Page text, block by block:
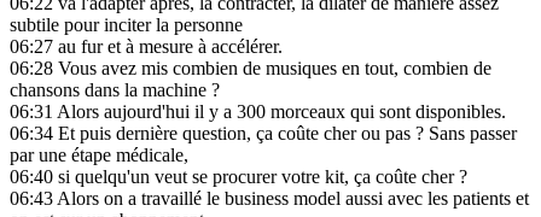
subtile pour inciter la personne
06:27 au fur et à mesure à accélérer.
06:28 Vous avez mis combien de musiques en tout, combien de
chansons dans la machine ?
06:31 Alors aujourd'hui il y a 300 morceaux qui sont disponibles.
06:34 Et puis dernière question, ça coûte cher ou pas ? Sans passer
par une étape médicale,
06:40 si quelqu'un veut se procurer votre kit, ça coûte cher ?
06:43Alors on a travaillé le business model aussi avec les patients et